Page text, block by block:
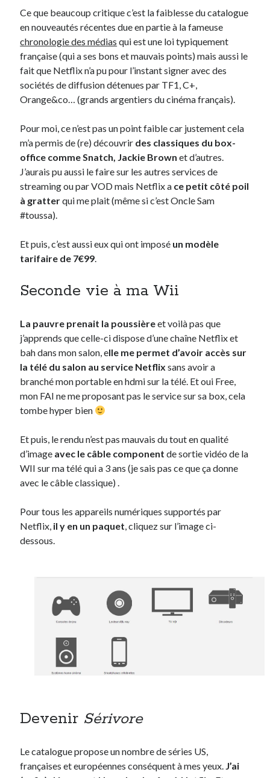
Sons
Sorties cuculturelles
Tavukoi
Vidéos
Ce que beaucoup critique c’est la faiblesse du catalogue
en nouveautés récentes due en partie à la fameuse
chronologie des médias qui est une loi typiquement
française (qui a ses bons et mauvais points) mais aussi le
fait que Netflix n’a pu pour l’instant signer avec des
sociétés de diffusion détenues par TF1, C+,
Orange&co… (grands argentiers du cinéma français).
Pour moi, ce n’est pas un point faible car justement cela
m’a permis de (re) découvrir des classiques du box-
office comme Snatch, Jackie Brown et d’autres.
J’aurais pu aussi le faire sur les autres services de
streaming ou par VOD mais Netflix a ce petit côté poil
à gratterqui me plait (même si c’est Oncle Sam
#toussa).
Et puis, c’est aussi eux qui ont imposé un modèle
tarifaire de 7€99.
Seconde vie à ma Wii
La pauvre prenait la poussièreet voilà pas que
j’apprends que celle-ci dispose d’une chaîne Netflix et
bah dans mon salon, elle me permet d’avoir accès sur
la télé du salon au service Netflix sans avoir a
branché mon portable en hdmi sur la télé. Et oui Free,
mon FAI ne me proposant pas le service sur sa box, cela
tombe hyper bien
Et puis, le rendu n’est pas mauvais du tout en qualité
d’image avec le câble component de sortie vidéo de la
WII sur ma télé qui a 3 ans (je sais pas ce que ça donne
avec le câble classique) .
Pour tous les appareils numériques supportés par
Netflix, il y en un paquet, cliquez sur l’image ci-
dessous.
Devenir Sérivore
Le catalogue propose un nombre de séries US,
françaises et européennes conséquent à mes yeux. J’ai